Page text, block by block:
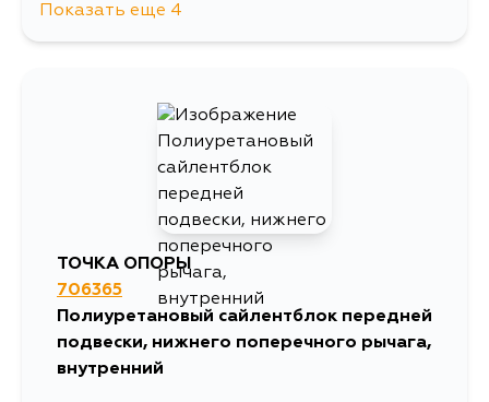
1056
Показать еще 4
ТОЧКА ОПОРЫ
706365
Полиуретановый сайлентблок передней
подвески, нижнего поперечного рычага,
внутренний